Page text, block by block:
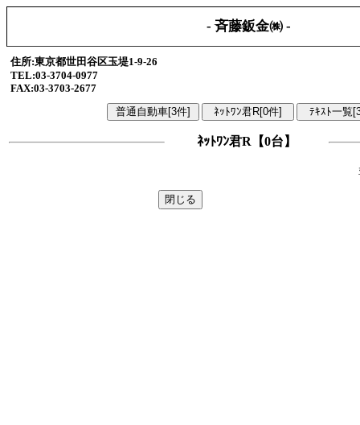
- 斉藤鈑金㈱ -
住所:東京都世田谷区玉堤1-9-26
TEL:03-3704-0977
FAX:03-3703-2677
ﾈｯﾄﾜﾝ君R【0台】